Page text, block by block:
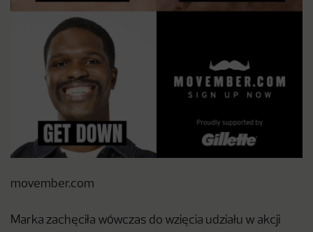
movember.com
Marka zachęciła wówczas do wzięcia udziału w akcji